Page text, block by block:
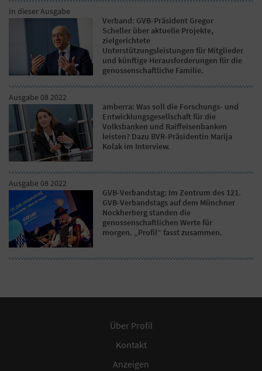
In dieser Ausgabe
Verband: GVB-Präsident Gregor
Scheller über aktuelle Projekte,
zielgerichtete
Unterstützungsleistungen für Mitglieder
und künftige Herausforderungen für die
genossenschaftliche Familie.
Ausgabe 08 2022
amberra: Was soll die Forschungs- und
Entwicklungsgesellschaft für die
Volksbanken und Raiffeisenbanken
leisten? Dazu BVR-Präsidentin Marija
Kolak im Interview.
Ausgabe 08 2022
GVB-Verbandstag: Im Zentrum des 121.
GVB-Verbandstags auf dem Münchner
Nockherberg standen die
genossenschaftlichen Werte für
morgen. „Profil“ fasst zusammen.
Über Profil
Kontakt
Anzeigen